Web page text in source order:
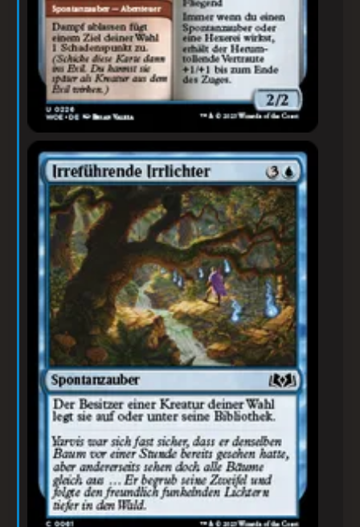
Irreführende Irrlichter